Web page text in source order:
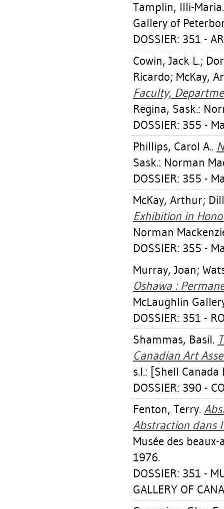
Tamplin, Illi-Maria
Gallery of
DOSSIER: 351 -
Cowin, Jack L.;
Ricardo; McKay,
Faculty,
Regina, Sask.:
DOSSIER: 355 -
Phillips, Carol A..
Sask.: Norman
DOSSIER: 355 -
McKay, Arthur;
Exhibition in
Norman
DOSSIER: 355 -
Murray, Joan;
Oshawa :
McLaughlin
DOSSIER: 351 -
Shammas, Basil.
Canadian Art
s.l.: [Shell
DOSSIER: 390 -
Fenton, Terry.
Abstraction dans
Musée des
1976.
DOSSIER: 351 -
GALLERY OF